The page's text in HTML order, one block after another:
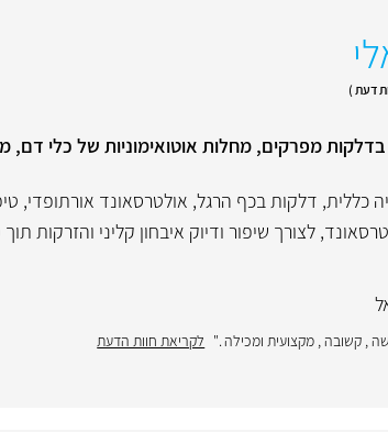
בדלקות מפרקים, מחלות אוטואימוניות של כלי
כללית, דלקות בכף הרגל, אולטרסאונד אורתופדי,
לצורך שיפור ודיוק איבחון קליני והזרקות
, קשובה , מקצועית ומכילה ." לקריאת חוות הדעת